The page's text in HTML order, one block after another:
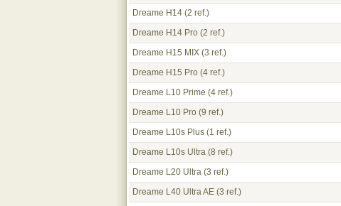
Dreame H14 (2 ref.)
Dreame H14 Pro (2 ref.)
Dreame H15 MIX (3 ref.)
Dreame H15 Pro (4 ref.)
Dreame L10 Prime (4 ref.)
Dreame L10 Pro (9 ref.)
Dreame L10s Plus (1 ref.)
Dreame L10s Ultra (8 ref.)
Dreame L20 Ultra (3 ref.)
Dreame L40 Ultra AE (3 ref.)